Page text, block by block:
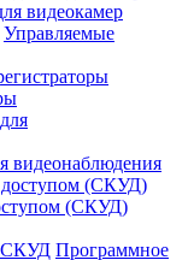
видеокамер
Управляемые
видеонаблюдения
(СКУД)
Программное